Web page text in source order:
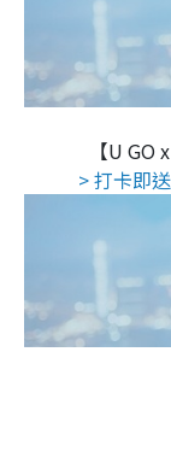
【U GO
> 打卡即